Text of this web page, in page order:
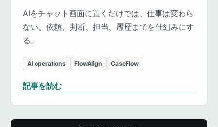
AIをチャット画面に置くだけでは、仕事は変わら
ない。依頼、判断、担当、履歴までを仕組みにす
る。
AI operations FlowAlign CaseFlow
記事を読む